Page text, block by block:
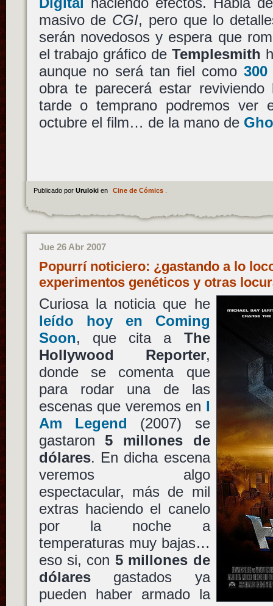
masivo de CGI, pero que lo
serán novedosos y espera que
el trabajo gráfico deTemplesmith
aunque no será tan fiel como 300
obra te parecerá estar
tarde o temprano podremos ver
octubre el film… de la mano de
Publicado por Uruloki en Cine de Cómics.
Jue 26 Abr 2007
Popurrí noticiero: ¿gastando a lo
experimentos genéticos y otras
Curiosa la noticia que he
leído hoy en Coming
Soon, que cita a The
Hollywood Reporter,
donde se comenta que
para rodar una de las
escenas que veremos en I
Am Legend (2007) se
gastaron5 millones de
dólares. En dicha escena
veremos algo
espectacular, más de mil
extras haciendo el canelo
por la noche a
temperaturas muy bajas…
eso si, con 5 millones de
dólaresgastados ya
pueden haber armado la